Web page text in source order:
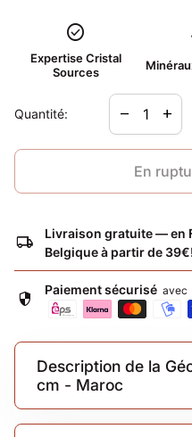
check_circle
Expertise Cristal
Sources
Quantité:
Diminuer la
remove add
En
local_shipping
Livraison gratuite — en
Belgique à partir de
security Paiement sécurisé avec
Description de la
cm - Maroc